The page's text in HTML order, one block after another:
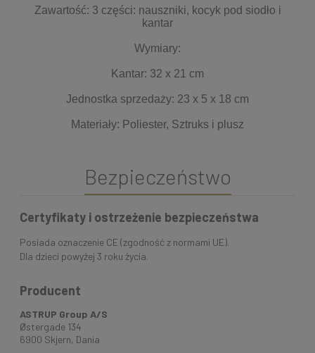
Zawartość: 3 części: nauszniki, kocyk pod siodło i
kantar
Wymiary:
Kantar: 32 x 21 cm
Jednostka sprzedaży: 23 x 5 x 18 cm
Materiały: Poliester, Sztruks i plusz
Bezpieczeństwo
Certyfikaty i ostrzeżenie bezpieczeństwa
Posiada oznaczenie CE (zgodność z normami UE).
Dla dzieci powyżej 3 roku życia.
Producent
ASTRUP Group A/S
Østergade 134
6900 Skjern, Dania